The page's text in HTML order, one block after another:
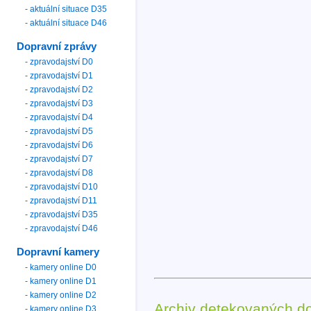
- aktuální situace D35
- aktuální situace D46
Dopravní zprávy
- zpravodajství D0
- zpravodajství D1
- zpravodajství D2
- zpravodajství D3
- zpravodajství D4
- zpravodajství D5
- zpravodajství D6
- zpravodajství D7
- zpravodajství D8
- zpravodajství D10
- zpravodajství D11
- zpravodajství D35
- zpravodajství D46
Dopravní kamery
- kamery online D0
- kamery online D1
- kamery online D2
- kamery online D3